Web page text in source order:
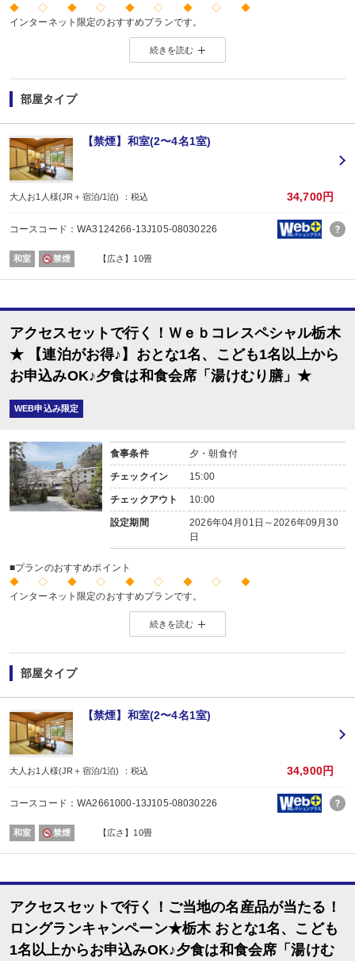
◆ ◇ ◆ ◇ ◆ ◇ ◆ ◇ ◆
インターネット限定のおすすめプランです。
※店頭・電話・メールでのお問合せや申込みは出来ません。
◆ ◇ ◆ ◇ ◆ ◇ ◆ ◇ ◆
・夕食時、ビール中瓶2人で1本又は日本酒1合又はソフトドリンク1杯付
・誕生日・結婚記念日・賀寿のご旅行の場合、ちょっぴりお楽しみ又は記念写
※記念日の前後1週間が宿泊期間中に含まれる場合に限ります。証明できるも
※予約条件入力の画面でチェックを入れてください。
【2名1室でご利用の場合】おとな1名＋こども1名OK♪
2名1室ご利用の場合、
おとな1名＋こども1名ご利用でも、お子様はこども代金でOK♪
【川治湯元駅～お宿間 送迎のご案内 ※要事前予約】
東武鉄道新藤原駅乗換、野岩鉄道川治湯元駅からお宿までは送迎がございます
（13：00～18：00／要事前予約）
※時刻は予告なく変更になる場合がございます。
■夕食
レストラン
内容:
※時間の選択はできません。チェックイン時にご案内します。
■朝食
レストラン
続きを読む
部屋タイプ
【禁煙】和室(2〜4名1室)
大人お1人様(JR＋宿泊/1泊) ：税込 34,700円
コースコード：WA3124266-13J105-08030226
和室 禁煙 【広さ】10畳
アクセスセットで行く！Ｗｅｂコレスペシャル栃木
★ 【連泊がお得♪】おとな1名、こども1名以上から
お申込みOK♪夕食は和食会席「湯けむり膳」★
WEB申込み限定
食事条件 夕・朝食付
チェックイン 15:00
チェックアウト 10:00
設定期間
2026年04月01日～2026年09月30
日
■プランのおすすめポイント
◆ ◇ ◆ ◇ ◆ ◇ ◆ ◇ ◆
インターネット限定のおすすめプランです。
※店頭・電話・メールでのお問合せや申込みは出来ません。
◆ ◇ ◆ ◇ ◆ ◇ ◆ ◇ ◆
2泊以上でお申し込みできる、お得なプランです。
※1泊でのご予約はできません。
※すべての宿泊日が同一条件となります。
【お楽しみメニュー】
・夕食時、ビール中瓶2人で1本又は日本酒1合又はソフトドリンク1杯付
・誕生日・結婚記念日・賀寿のご旅行の場合、ちょっぴりお楽しみ又は記念写
※記念日の前後1週間が宿泊期間中に含まれる場合に限ります。証明できるも
【2名1室でご利用の場合】おとな1名＋こども1名OK♪
2名1室ご利用の場合、
おとな1名＋こども1名ご利用でも、お子様はこども代金でOK♪
※通常「おとな1名＋こども1名」で2名1室ご利用の場合、お子様はおとなと同
【川治湯元駅～お宿間 送迎のご案内 ※要事前予約】
（13：00～18：00／要事前予約）
※時刻は予告なく変更になる場合がございます。
※ご希望のお客様は、ご予約日の翌日以降にお客様自身で宿泊施設にご連絡く
■夕食
続きを読む
部屋タイプ
【禁煙】和室(2〜4名1室)
大人お1人様(JR＋宿泊/1泊) ：税込 34,900円
コースコード：WA2661000-13J105-08030226
和室 禁煙 【広さ】10畳
アクセスセットで行く！ご当地の名産品が当たる！
ロングランキャンペーン★栃木 おとな1名、こども
1名以上からお申込みOK♪夕食は和食会席「湯けむ